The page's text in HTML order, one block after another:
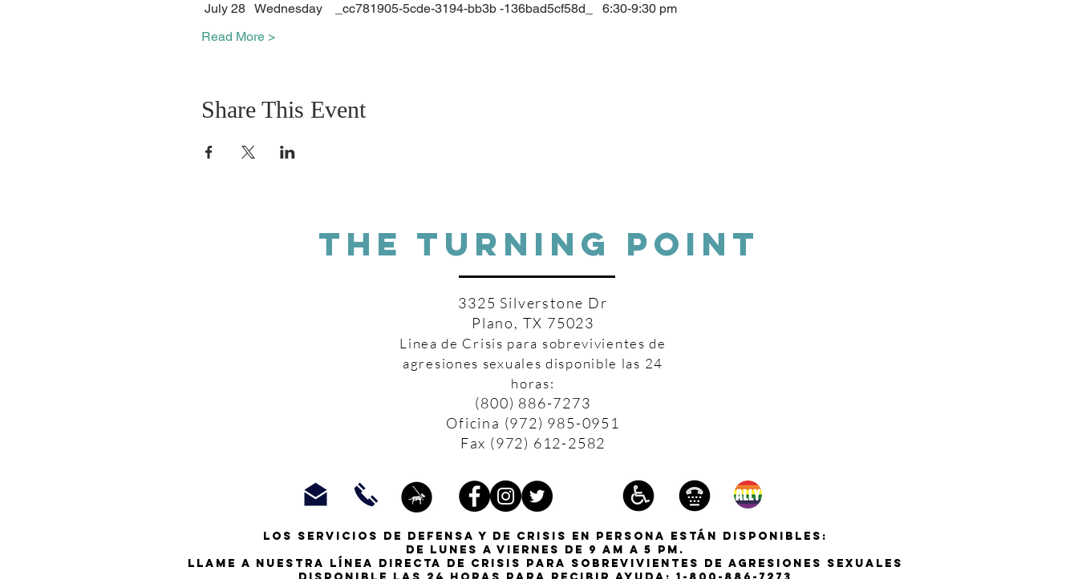
July 28   Wednesday    _cc781905-5cde-3194-bb3b -136bad5cf58d_   6:30-9:30 pm
Read More >
Share This Event
THE TURNING POINT
3325 Silverstone Dr
Plano, TX 75023
Linea de Crisis para sobrevivientes de
agresiones sexuales disponible las 24
horas:
(800) 886-7273
Oficina (972) 985-0951
Fax (972) 612-2582
Los servicios de defensa y de crisis en persona están disponibles:
de lunes a viernes de 9 am a 5 pm.
Llame a nuestra línea directa de crisis para sobrevivientes de agresiones sexuales